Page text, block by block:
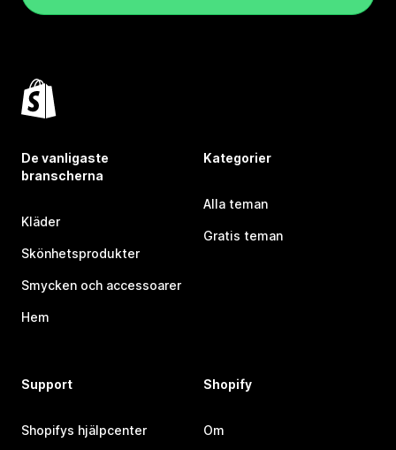
De vanligaste
branscherna
Kläder
Skönhetsprodukter
Smycken och accessoarer
Hem
Kategorier
Alla teman
Gratis teman
Support
Shopifys hjälpcenter
Shopify
Om